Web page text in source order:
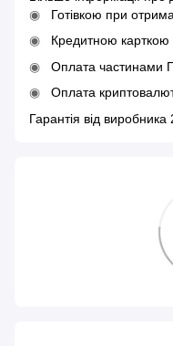
Готівкою при
Кредитною карткою
Оплата частинами
Оплата
Гарантія від виробника